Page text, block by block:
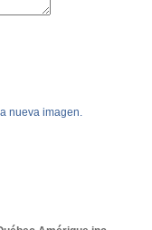
nueva imagen.